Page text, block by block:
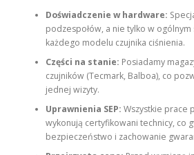
Doświadczenie w hardware:
podzespołów, a nie tylko w
każdego modelu czujnika ciśnienia.
Części na stanie: Posiadamy
czujników (Tecmark, Balboa), co
jednej wizyty.
Uprawnienia SEP: Wszystkie prace
wykonują certyfikowani technicy, co
bezpieczeństwo i zachowanie